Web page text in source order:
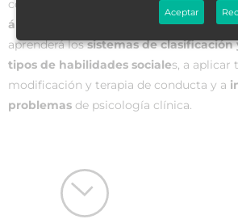
conocimientos necesarios para ser
área de la salud mental y del
aprenderá lossistemas de clasificación
tipos de habilidades sociales, a aplicar
modificación y terapia de conducta y a
problemas de psicología clínica.
Aceptar